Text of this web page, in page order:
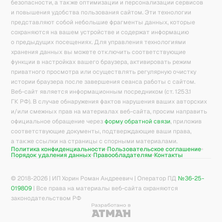
безопасности, а также оптимизации и персонализации сервисов
и повышения удобства пользования сайтом. Эти технологии
представляют собой небольшие фрагменты данных, которые
сохраняются на вашем устройстве и содержат информацию
о предыдущих посещениях. Для управления технологиями
хранения данных вы можете отключить соответствующие
функции в настройках вашего браузера, активировать режим
приватного просмотра или осуществлять регулярную очистку
истории браузера после завершения сеанса работы с сайтом.
Веб-сайт является информационным посредником (ст. 1253.1
ГК РФ). В случае обнаружения фактов нарушения ваших авторских
и/или смежных прав на материалах веб-сайта, просим направить
официальное обращение через форму обратной связи, приложив
соответствующие документы, подтверждающие ваши права,
а также ссылки на страницы с спорными материалами.
Политика конфиденциальности Пользовательское соглашение
Порядок удаления данных Правообладателям Контакты
© 2018-2026 | ИП Хорин Роман Андреевич | Оператор ПД №36-25-
019809 | Все права на материалы веб-сайта охраняются
законодательством РФ